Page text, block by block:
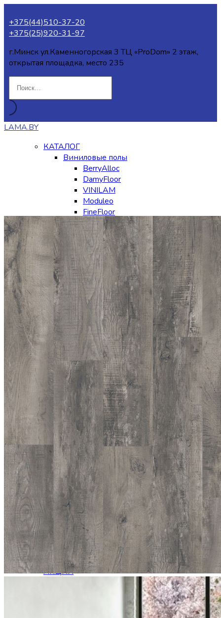
+375(44)510-37-20
+375(25)920-31-97
г.Минск ул.Каменногорская 3 ТЦ «ProDom» 2 этаж,
открытая площадка, место 235
LAMA.BY
КАТАЛОГ
Виниловые полы
BerryAlloc
DamyFloor
VINILAM
Moduleo
FineFloor
Ter Hurne
Made in Belgium (MIB)
Quick-Step
EcoClick
Tarkett
Ламинат
La Moena
Joss Beaumont
QUICK-STEP
Egger
Arteo
SwissKrono
Kastamonu
Kronotex
Tarkett (Россия)
Unilin
Пробковые полы
Товары для укладки напольных
покрытий
Товары для укладки
Подложка
Клей
Плинтусы Карнизы Молдинги
Плинтус из Экополимера
Плинтус МДФ
Плинтус LVT
Молдинги
Карнизы
Стеновые панели
MOSAIC BOX
Покрытие пробковое на стену
3D панели Kronowall
АКЦИИ